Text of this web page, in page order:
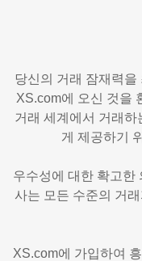
당신의 거래 잠재력을
XS.com에 오신 것을
거래 세계에서 거래하
게 제공하기
우수성에 대한 확고한
사는 모든 수준의 거
XS.com에 가입하여